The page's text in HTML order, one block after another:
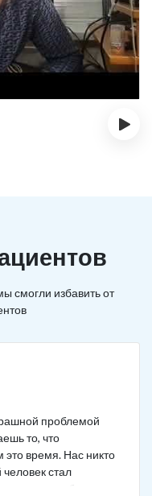
›
смогли избавить от
проблемой
то, что
время. Нас никто
человек стал
надежды не было,